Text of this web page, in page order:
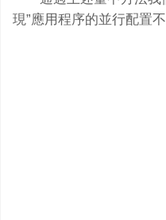
現”應用程序的並行配置